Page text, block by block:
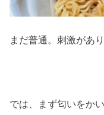
まだ普通。刺激があ
では、まず匂いをか